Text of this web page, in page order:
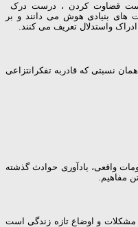
قضاوت کردن ، درست درک
بنیادی هوش می دانند و بر
واستدلال تعریف می کنند.
نسبتی که قادربه تفکرانتزاعی
واقعی، یادآوری حوادث گذشته
مفاهیم.
مشکلات و اوضاع تازه زندگی است